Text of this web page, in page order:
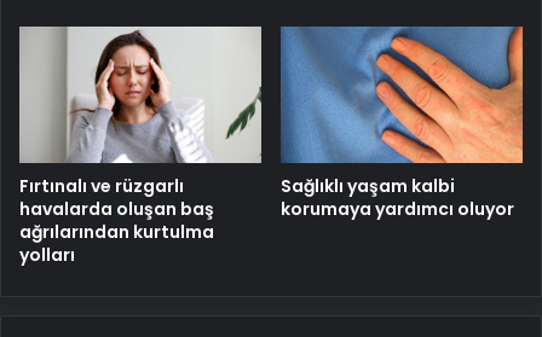
Fırtınalı ve rüzgarlı
havalarda oluşan baş
ağrılarından kurtulma
yolları
Sağlıklı yaşam kalbi
korumaya yardımcı oluyor